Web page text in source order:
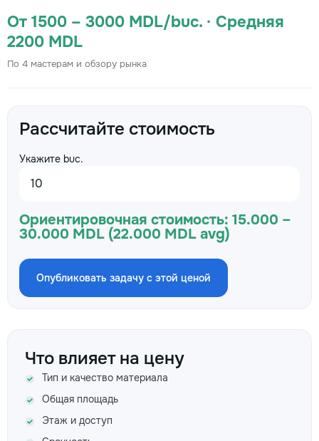
От 1500 – 3000 MDL/buc. · Средняя
2200 MDL
По 4 мастерам и обзору рынка
Рассчитайте стоимость
Укажите buc.
Ориентировочная стоимость: 15.000 –
30.000 MDL (22.000 MDL avg)
Опубликовать задачу с этой ценой
Что влияет на цену
Тип и качество материала
Общая площадь
Этаж и доступ